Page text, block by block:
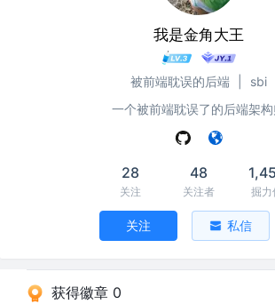
我是金角大王
被前端耽误的后端
sbi
一个被前端耽误了的后端架
28
关注
48
关注者 掘力
关注 私信
获得徽章 0